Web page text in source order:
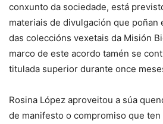
conxunto da sociedade, está
materiais de divulgación que poñan
das coleccións vexetais da Misión
marco de este acordo tamén se
titulada superior durante once
Rosina López aproveitou a súa
de manifesto o compromiso que ten